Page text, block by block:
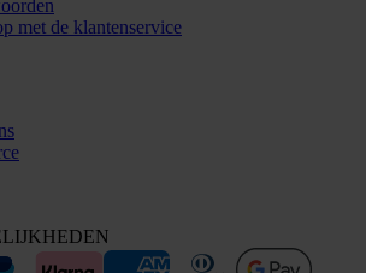
met de klantenservice